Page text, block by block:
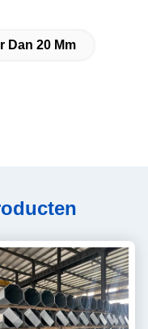
Dan 20 Mm